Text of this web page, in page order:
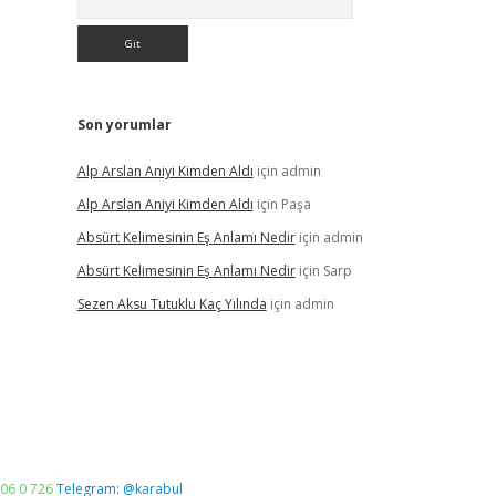
Son yorumlar
Alp Arslan Aniyi Kimden Aldı için admin
Alp Arslan Aniyi Kimden Aldı için Paşa
Absürt Kelimesinin Eş Anlamı Nediriçin admin
Absürt Kelimesinin Eş Anlamı Nediriçin Sarp
Sezen Aksu Tutuklu Kaç Yılında için admin
0 726Telegram: @karabul